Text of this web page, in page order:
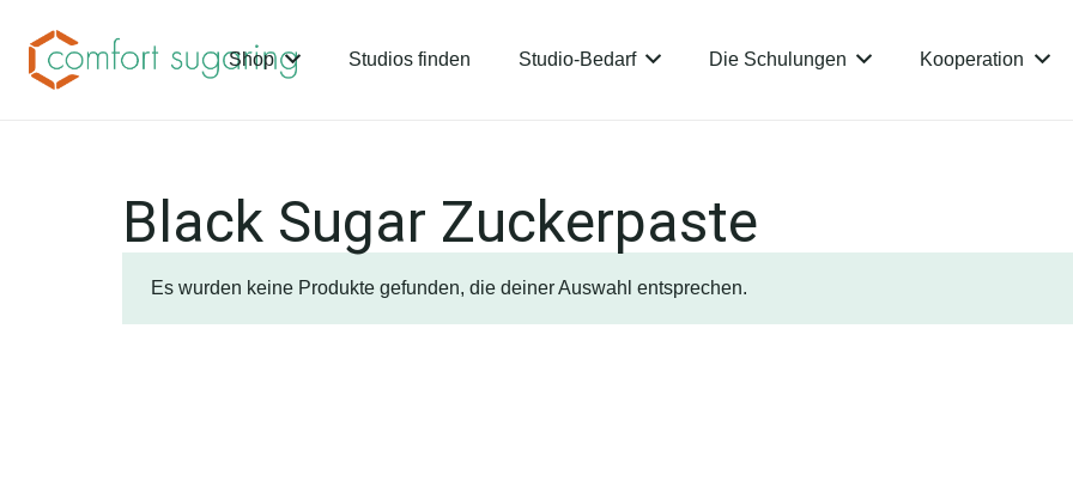
Shop Studios finden Studio-Bedarf Die Schulungen Kooperation
Black Sugar Zuckerpaste
Es wurden keine Produkte gefunden, die deiner Auswahl entsprechen.